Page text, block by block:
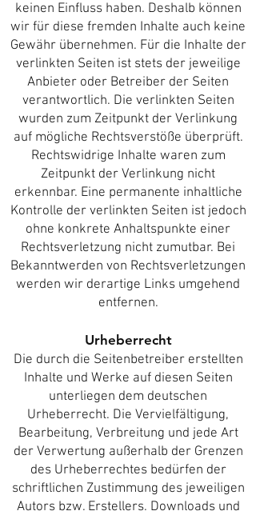
keinen Einfluss haben. Deshalb können
wir für diese fremden Inhalte auch keine
Gewähr übernehmen. Für die Inhalte der
verlinkten Seiten ist stets der jeweilige
Anbieter oder Betreiber der Seiten
verantwortlich. Die verlinkten Seiten
wurden zum Zeitpunkt der Verlinkung
auf mögliche Rechtsverstöße überprüft.
Rechtswidrige Inhalte waren zum
Zeitpunkt der Verlinkung nicht
erkennbar. Eine permanente inhaltliche
Kontrolle der verlinkten Seiten ist jedoch
ohne konkrete Anhaltspunkte einer
Rechtsverletzung nicht zumutbar. Bei
Bekanntwerden von Rechtsverletzungen
werden wir derartige Links umgehend
entfernen.
Urheberrecht
Die durch die Seitenbetreiber erstellten
Inhalte und Werke auf diesen Seiten
unterliegen dem deutschen
Urheberrecht. Die Vervielfältigung,
Bearbeitung, Verbreitung und jede Art
der Verwertung außerhalb der Grenzen
des Urheberrechtes bedürfen der
schriftlichen Zustimmung des jeweiligen
Autors bzw. Erstellers. Downloads und